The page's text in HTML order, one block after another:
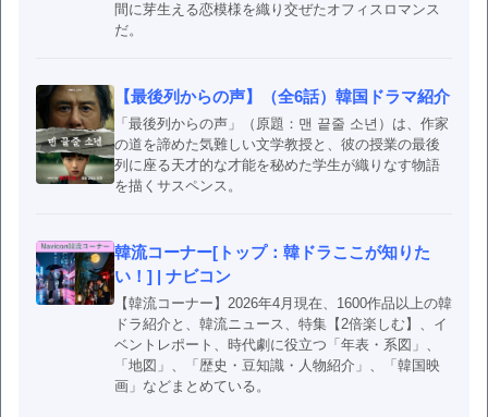
間に芽生える恋模様を織り交ぜたオフィスロマンス
だ。
【最後列からの声】（全6話）韓国ドラマ紹介
「最後列からの声」（原題：맨 끝줄 소년）は、作家
の道を諦めた気難しい文学教授と、彼の授業の最後
列に座る天才的な才能を秘めた学生が織りなす物語
を描くサスペンス。
韓流コーナー[トップ：韓ドラここが知りた
い！] | ナビコン
【韓流コーナー】2026年4月現在、1600作品以上の韓
ドラ紹介と、韓流ニュース、特集【2倍楽しむ】、イ
ベントレポート、時代劇に役立つ「年表・系図」、
「地図」、「歴史・豆知識・人物紹介」、「韓国映
画」などまとめている。